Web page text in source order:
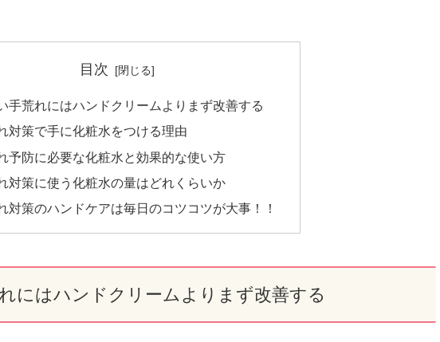
目次
手荒れにはハンドクリームよりまず改善する
対策で手に化粧水をつける理由
予防に必要な化粧水と効果的な使い方
対策に使う化粧水の量はどれくらいか
対策のハンドケアは毎日のコツコツが大事！！
にはハンドクリームよりまず改善する